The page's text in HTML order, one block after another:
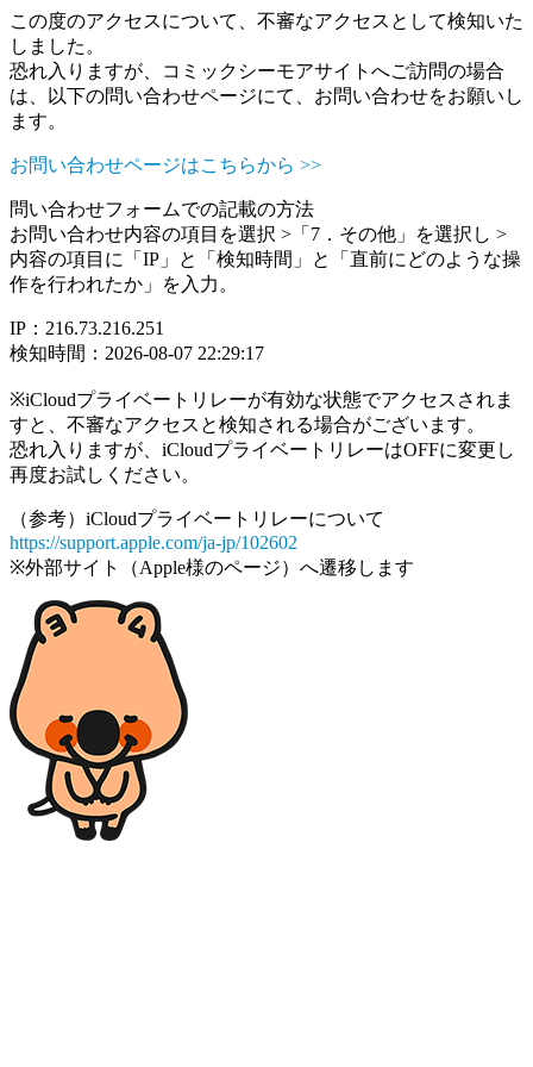
この度のアクセスについて、不審なアクセスとして検知いた
しました。
恐れ入りますが、コミックシーモアサイトへご訪問の場合
は、以下の問い合わせページにて、お問い合わせをお願いし
ます。
お問い合わせページはこちらから >>
問い合わせフォームでの記載の方法
お問い合わせ内容の項目を選択 >「7．その他」を選択し >
内容の項目に「IP」と「検知時間」と「直前にどのような操
作を行われたか」を入力。
IP：216.73.216.251
検知時間：2026-08-07 22:29:17
※iCloudプライベートリレーが有効な状態でアクセスされま
すと、不審なアクセスと検知される場合がございます。
恐れ入りますが、iCloudプライベートリレーはOFFに変更し
再度お試しください。
（参考）iCloudプライベートリレーについて
https://support.apple.com/ja-jp/102602
※外部サイト（Apple様のページ）へ遷移します